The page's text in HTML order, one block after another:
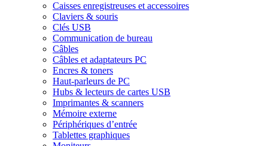
Caisses enregistreuses et accessoires
Claviers & souris
Clés USB
Communication de bureau
Câbles
Câbles et adaptateurs PC
Encres & toners
Haut-parleurs de PC
Hubs & lecteurs de cartes USB
Imprimantes & scanners
Mémoire externe
Périphériques d’entrée
Tablettes graphiques